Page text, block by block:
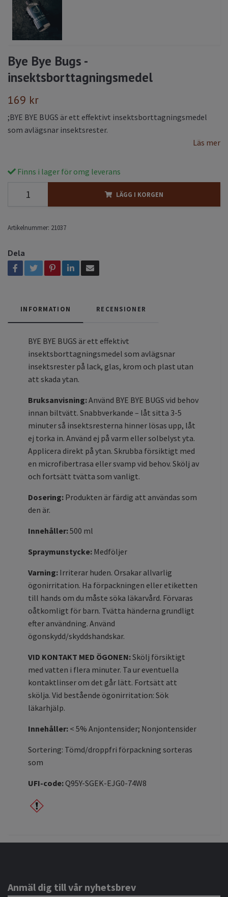
Bye Bye Bugs -
insektsborttagningsmedel
169 kr
;BYE BYE BUGS är ett effektivt insektsborttagningsmedel
som avlägsnar insektsrester.
Läs mer
Finns i lager för omg leverans
LÄGG I KORGEN
Artikelnummer: 21037
Dela
INFORMATION RECENSIONER
BYE BYE BUGS är ett effektivt
insektsborttagningsmedel som avlägsnar
insektsrester på lack, glas, krom och plast utan
att skada ytan.
Bruksanvisning:Använd BYE BYE BUGS vid behov
innan biltvätt. Snabbverkande – låt sitta 3-5
minuter så insektsresterna hinner lösas upp, låt
ej torka in. Använd ej på varm eller solbelyst yta.
Applicera direkt på ytan. Skrubba försiktigt med
en microfibertrasa eller svamp vid behov. Skölj av
och fortsätt tvätta som vanligt.
Dosering: Produkten är färdig att användas som
den är.
Innehåller:500 ml
Spraymunstycke: Medföljer
Varning: Irriterar huden. Orsakar allvarlig
ögonirritation. Ha förpackningen eller etiketten
till hands om du måste söka läkarvård. Förvaras
oåtkomligt för barn. Tvätta händerna grundligt
efter användning. Använd
ögonskydd/skyddshandskar.
VID KONTAKT MED ÖGONEN:Skölj försiktigt
med vatten i flera minuter. Ta ur eventuella
kontaktlinser om det går lätt. Fortsätt att
skölja. Vid bestående ögonirritation: Sök
läkarhjälp.
Innehåller: < 5% Anjontensider; Nonjontensider
Sortering: Tömd/droppfri förpackning sorteras
som
UFI-code:Q95Y-SGEK-EJG0-74W8
Anmäl dig till vår nyhetsbrev